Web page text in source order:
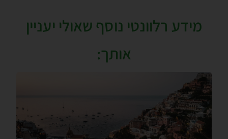
מידע רלוונטי נוסף שאולי יעניין
אותך: